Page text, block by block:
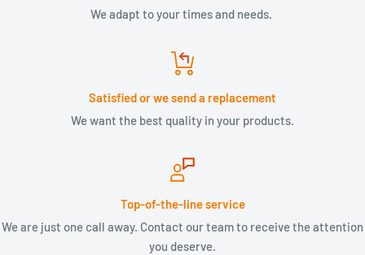
We adapt to your times and needs.
Satisfied or we send a replacement
We want the best quality in your products.
Top-of-the-line service
We are just one call away. Contact our team to receive the attention
you deserve.